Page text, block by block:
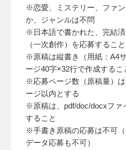
※恋愛、ミステリー、ファ
か、ジャンルは不問
※日本語で書かれた、完結
（一次創作）を応募すること
※原稿は縦書き（用紙：A4
ージ40字×32行で作成するこ
※応募ページ数（原稿量）
ージ以内とする
※原稿は、pdf/doc/docxファ
すること
※手書き原稿の応募は不可
データ応募も不可）